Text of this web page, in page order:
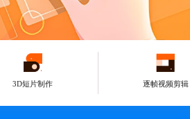
3D短片制作 逐帧视频剪辑